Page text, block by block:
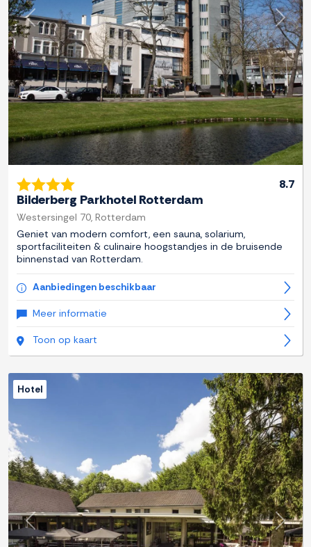
Previous Next
8.7
Bilderberg Parkhotel Rotterdam
Westersingel 70, Rotterdam
Geniet van modern comfort, een sauna, solarium,
sportfaciliteiten & culinaire hoogstandjes in de bruisende
binnenstad van Rotterdam.
Aanbiedingen beschikbaar
Meer informatie
Toon op kaart
Previous Next
Hotel